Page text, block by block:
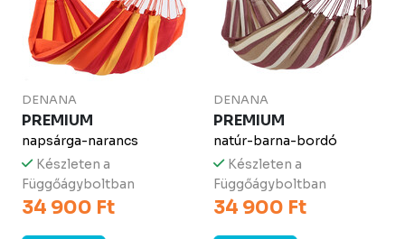
DENANA
PREMIUM
napsárga-narancs
Készleten a
Függőágyboltban
34 900 Ft
DENANA
PREMIUM
natúr-barna-bordó
Készleten a
Függőágyboltban
34 900 Ft